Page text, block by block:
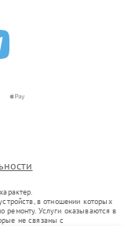
в отношении которых
Услуги оказываются в
не связаны с